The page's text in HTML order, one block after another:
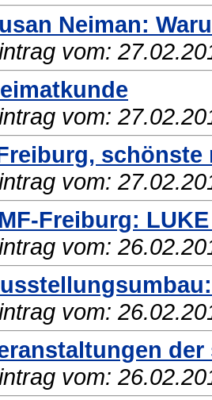
Neiman:
vom:
vom:
schönste
vom:
Freiburg:
vom:
vom:
vom: